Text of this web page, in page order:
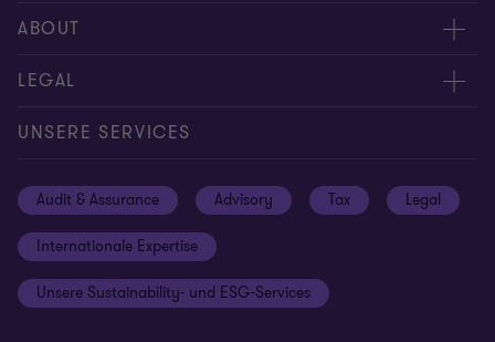
Kontakt
Experten
Hinweisgebersystem
Login
ABOUT
Über uns
Karriere
Newsletter Anmeldung
LEGAL
Impressum
Informationspflichten DS-GVO
Rechtliche Hinweise
Cookie-Einstellungen
UNSERE SERVICES
Audit & Assurance Advisory Tax Legal
Internationale Expertise
Unsere Sustainability- und ESG-Services